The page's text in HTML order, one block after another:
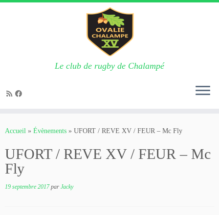
Le club de rugby de Chalampé
Accueil » Évènements » UFORT / REVE XV / FEUR – Mc Fly
UFORT / REVE XV / FEUR – Mc
Fly
19 septembre 2017 par Jacky